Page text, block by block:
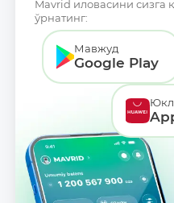
Mavrid иловасини сизга
ўрнатинг:
Мавжуд
Google Play